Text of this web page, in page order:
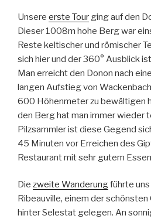
Unsere erste Tour ging auf den
Dieser 1008m hohe Berg war
Reste keltischer und römischer
sich hier und der 360° Ausblick
Man erreicht den Donon nach
langen Aufstieg von
600 Höhenmeter zu bewältigen
den Berg hat man immer wieder
Pilzsammler ist diese Gegend
45 Minuten vor Erreichen des
Restaurant mit sehr gutem
Die zweite Wanderungführte uns
Ribeauville, einem der schönsten
hinter Selestat gelegen. An